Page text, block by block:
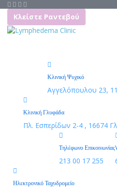
Κλείστε Ραντεβού
Κλινική Ψυχικό
Αγγελόπουλου 23,
Κλινική Γλυφάδα
Πλ. Εσπερίδων 2-4 , 16674
Τηλέφωνο Επικοινωνίας
213 00 17 255
Ηλεκτρονικό Ταχυδρομείο